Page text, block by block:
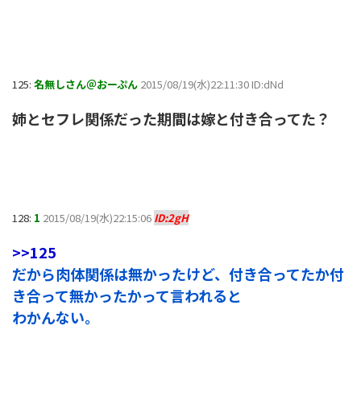
125: 名無しさん＠おーぷん 2015/08/19(水)22:11:30 ID:dNd
姉とセフレ関係だった期間は嫁と付き合ってた？
128: 1 2015/08/19(水)22:15:06 ID:2gH
>>125
だから肉体関係は無かったけど、付き合ってたか付
き合って無かったかって言われると
わかんない。